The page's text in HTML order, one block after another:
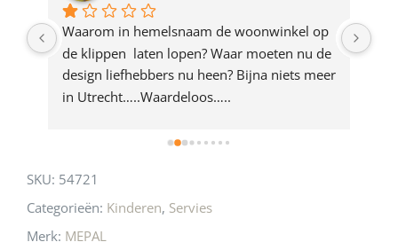
productWaarom in hemelsnaam de woonwinkel op
de klippen  laten lopen? Waar moeten nu de
design liefhebbers nu heen? Bijna niets meer
in Utrecht…..Waardeloos…..
SKU: 54721
Categorieën: Kinderen, Servies
Merk: MEPAL